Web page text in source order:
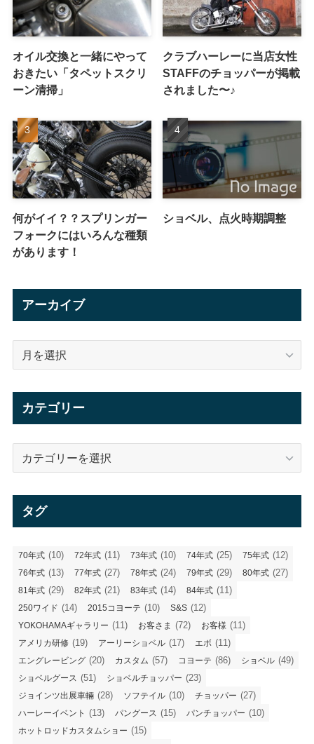
オイル交換と一緒にやって
おきたい「タペットスクリ
ーン清掃」
クラブハーレーに当店女性
STAFFのチョッパーが掲載
されました〜♪
何がイイ？？スプリンガー
フォークにはいろんな種類
があります！
ショベル、点火時期調整
アーカイブ
カテゴリー
タグ
70年式 (10) 72年式 (11) 73年式 (10) 74年式 (25) 75年式 (12)
76年式 (13) 77年式 (27) 78年式 (24) 79年式 (29) 80年式 (27)
81年式 (29) 82年式 (21) 83年式 (14) 84年式 (11)
250ワイド (14) 2015コヨーテ (10) S&S (12)
YOKOHAMAギャラリー (11) お客さま (72) お客様 (11)
アメリカ研修 (19) アーリーショベル (17) エボ (11)
エングレービング (20) カスタム (57) コヨーテ (86) ショベル (49)
ショベルグース (51) ショベルチョッパー (23)
ジョインツ出展車輛 (28) ソフテイル (10) チョッパー (27)
ハーレーイベント (13) パングース (15) パンチョッパー (10)
ホットロッドカスタムショー (15)